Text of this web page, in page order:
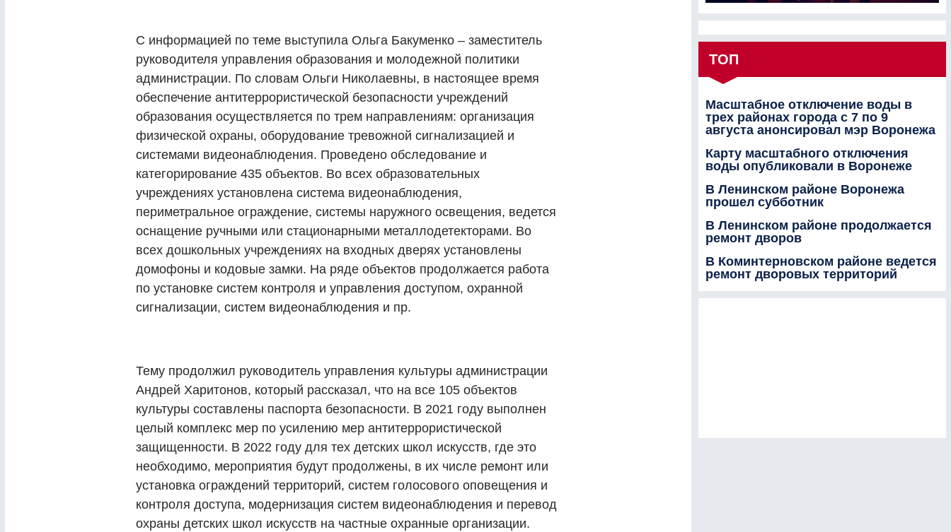
С информацией по теме выступила Ольга Бакуменко – заместитель
руководителя управления образования и молодежной политики
администрации. По словам Ольги Николаевны, в настоящее время
обеспечение антитеррористической безопасности учреждений
образования осуществляется по трем направлениям: организация
физической охраны, оборудование тревожной сигнализацией и
системами видеонаблюдения. Проведено обследование и
категорирование 435 объектов. Во всех образовательных
учреждениях установлена система видеонаблюдения,
периметральное ограждение, системы наружного освещения, ведется
оснащение ручными или стационарными металлодетекторами. Во
всех дошкольных учреждениях на входных дверях установлены
домофоны и кодовые замки. На ряде объектов продолжается работа
по установке систем контроля и управления доступом, охранной
сигнализации, систем видеонаблюдения и пр.
Тему продолжил руководитель управления культуры администрации
Андрей Харитонов, который рассказал, что на все 105 объектов
культуры составлены паспорта безопасности. В 2021 году выполнен
целый комплекс мер по усилению мер антитеррористической
защищенности. В 2022 году для тех детских школ искусств, где это
необходимо, мероприятия будут продолжены, в их числе ремонт или
установка ограждений территорий, систем голосового оповещения и
контроля доступа, модернизация систем видеонаблюдения и перевод
охраны детских школ искусств на частные охранные организации.
ТОП
Масштабное отключение воды в
трех районах города с 7 по 9
августа анонсировал мэр Воронежа
Карту масштабного отключения
воды опубликовали в Воронеже
В Ленинском районе Воронежа
прошел субботник
В Ленинском районе продолжается
ремонт дворов
В Коминтерновском районе ведется
ремонт дворовых территорий